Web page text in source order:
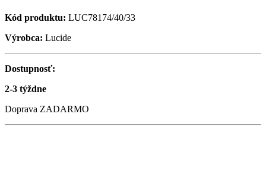
Kód produktu: LUC78174/40/33
Výrobca: Lucide
Dostupnosť:
2-3 týždne
Doprava ZADARMO